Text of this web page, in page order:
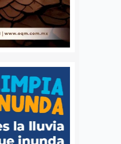
Fiscalía confirma: “La
Mufasa” ya salió libre
tras pagar la reparación
del daño
El fiscal general del estado, Víctor
Antonio de Jesús Hernández,
confirmó que la mujer señalada
como responsable del accidente
ocurrido en avenida Los Arcos,
donde dos personas perdieron la
vida,…